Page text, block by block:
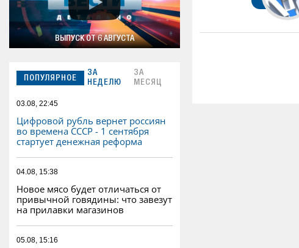
ВЫПУСК ОТ 6 АВГУСТА
ПОПУЛЯРНОЕ
ЗА
НЕДЕЛЮ
ЗА
МЕСЯЦ
03.08, 22:45
Цифровой рубль вернет россиян
во времена СССР - 1 сентября
стартует денежная реформа
04.08, 15:38
Новое мясо будет отличаться от
привычной говядины: что завезут
на прилавки магазинов
05.08, 15:16